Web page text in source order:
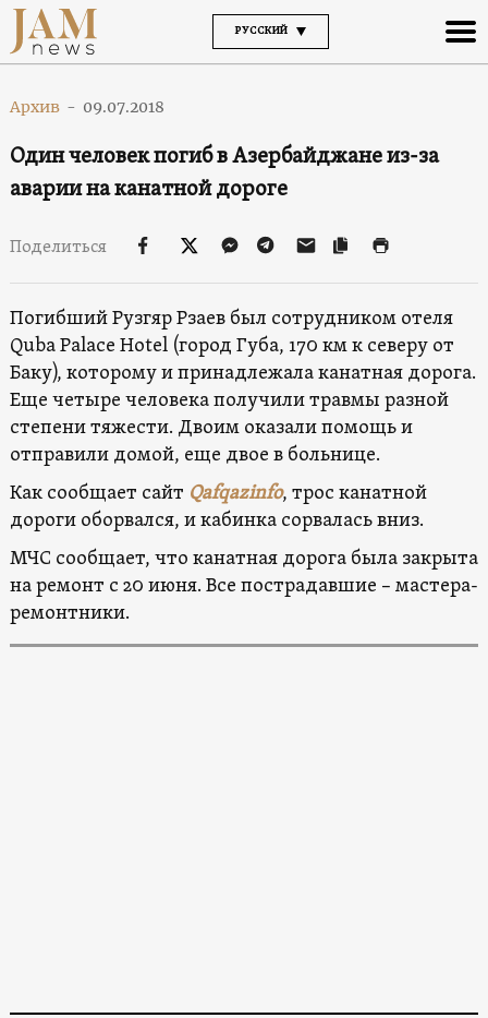
РУССКИЙ
Архив - 09.07.2018
Один человек погиб в Азербайджане из-за
аварии на канатной дороге
Поделиться
Погибший Рузгяр Рзаев был сотрудником отеля
Quba Palace Hotel (город Губа, 170 км к северу от
Баку), которому и принадлежала канатная дорога.
Еще четыре человека получили травмы разной
степени тяжести. Двоим оказали помощь и
отправили домой, еще двое в больнице.
Как сообщает сайт Qafqazinfo, трос канатной
дороги оборвался, и кабинка сорвалась вниз.
МЧС сообщает, что канатная дорога была закрыта
на ремонт с 20 июня. Все пострадавшие – мастера-
ремонтники.